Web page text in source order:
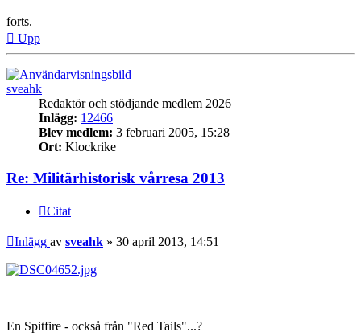
forts.
Upp
sveahk
Redaktör och stödjande medlem 2026
Inlägg: 12466
Blev medlem: 3 februari 2005, 15:28
Ort: Klockrike
Re: Militärhistorisk vårresa 2013
Citat
Inlägg av sveahk » 30 april 2013, 14:51
En Spitfire - också från "Red Tails"...?